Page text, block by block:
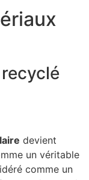
devient
un véritable
comme un